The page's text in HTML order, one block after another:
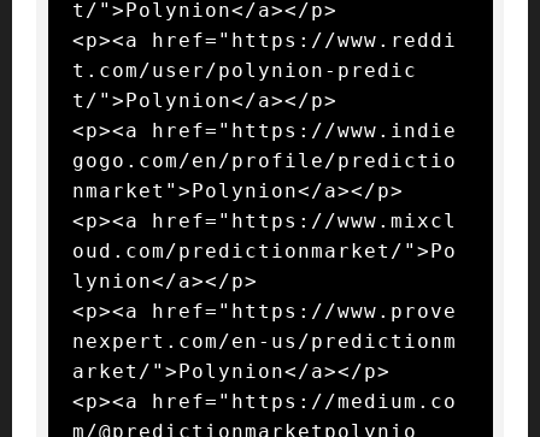
t/">Polynion</a></p>
<p><a href="https://www.reddi
t.com/user/polynion-predic
t/">Polynion</a></p>
<p><a href="https://www.indie
gogo.com/en/profile/predictio
nmarket">Polynion</a></p>
<p><a href="https://www.mixcl
oud.com/predictionmarket/">Po
lynion</a></p>
<p><a href="https://www.prove
nexpert.com/en-us/predictionm
arket/">Polynion</a></p>
<p><a href="https://medium.co
m/@predictionmarketpolynio